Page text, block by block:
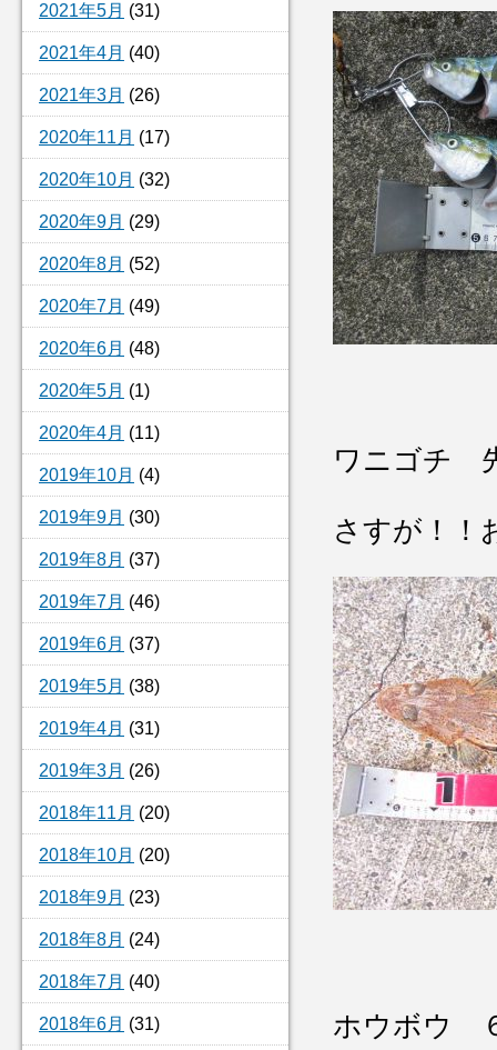
2021年5月 (31)
2021年4月 (40)
2021年3月 (26)
2020年11月 (17)
2020年10月 (32)
2020年9月 (29)
2020年8月 (52)
2020年7月 (49)
2020年6月 (48)
2020年5月 (1)
2020年4月 (11)
2019年10月 (4)
2019年9月 (30)
2019年8月 (37)
2019年7月 (46)
2019年6月 (37)
2019年5月 (38)
2019年4月 (31)
2019年3月 (26)
2018年11月 (20)
2018年10月 (20)
2018年9月 (23)
2018年8月 (24)
2018年7月 (40)
2018年6月 (31)
ワニゴチ
さすが！！
ホウボウ